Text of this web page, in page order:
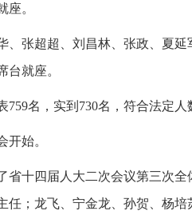
座。
、张超超、刘昌林、张政、夏
台就座。
759名，实到730名，符合法定人
开始。
省十四届人大二次会议第三次
任；龙飞、宁金龙、孙贺、杨培